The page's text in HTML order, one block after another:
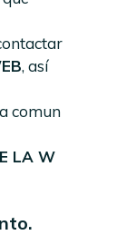
, así
comun
LA W